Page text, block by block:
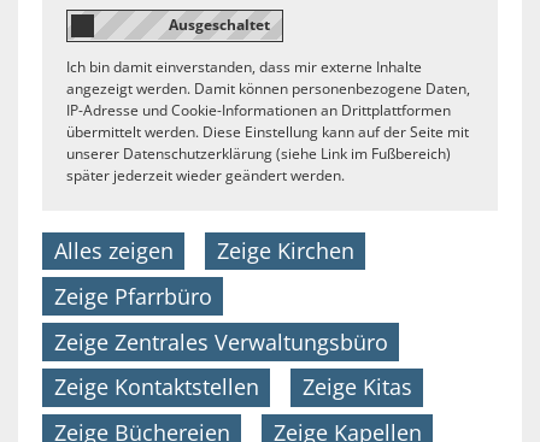
Ich bin damit einverstanden, dass mir externe Inhalte
angezeigt werden. Damit können personenbezogene Daten,
IP-Adresse und Cookie-Informationen an Drittplattformen
übermittelt werden. Diese Einstellung kann auf der Seite mit
unserer Datenschutzerklärung (siehe Link im Fußbereich)
später jederzeit wieder geändert werden.
Alles zeigen
Zeige Kirchen
Zeige Pfarrbüro
Zeige Zentrales Verwaltungsbüro
Zeige Kontaktstellen
Zeige Kitas
Zeige Büchereien
Zeige Kapellen